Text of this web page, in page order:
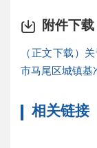
附件下载
（正文下载）
市马尾区城镇基
相关链接